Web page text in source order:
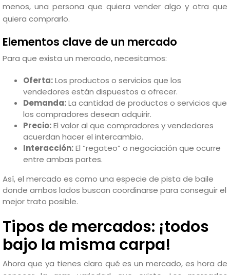
menos, una persona que quiera vender algo y otra que
quiera comprarlo.
Elementos clave de un mercado
Para que exista un mercado, necesitamos:
Oferta:Los productos o servicios que los
vendedores están dispuestos a ofrecer.
Demanda:La cantidad de productos o servicios que
los compradores desean adquirir.
Precio:El valor al que compradores y vendedores
acuerdan hacer el intercambio.
Interacción:El “regateo” o negociación que ocurre
entre ambas partes.
Así, el mercado es como una especie de pista de baile
donde ambos lados buscan coordinarse para conseguir el
mejor trato posible.
Tipos de mercados: ¡todos
bajo la misma carpa!
Ahora que ya tienes claro qué es un mercado, es hora de